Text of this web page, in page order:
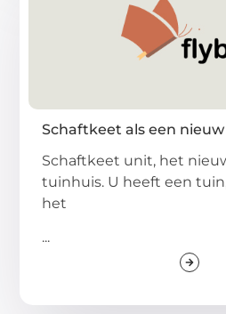
Schaftkeet als een
Schaftkeet unit, het
tuinhuis. U heeft een
het
...